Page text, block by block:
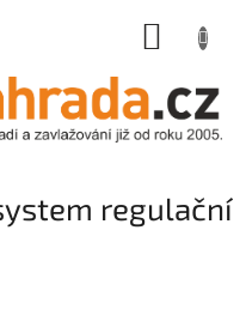
regulační